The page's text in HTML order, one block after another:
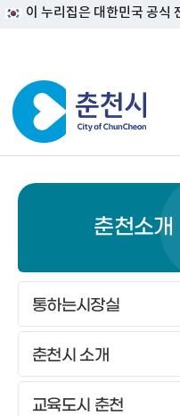
이 누리집은 대한민국 공식
춘천소개
통하는시장실
춘천시 소개
교육도시 춘천